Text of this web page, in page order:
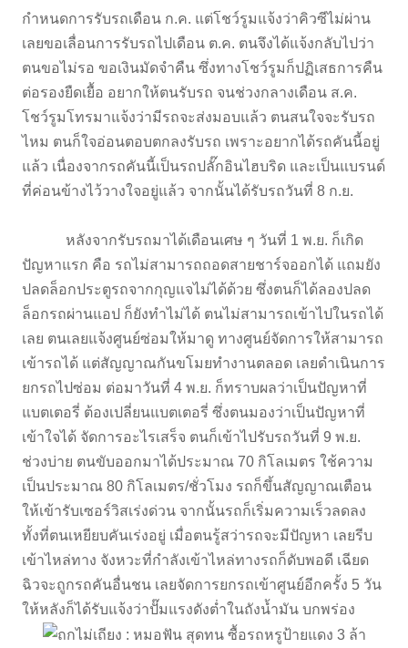
กำหนดการรับรถเดือน ก.ค. แต่โชว์รูมแจ้งว่าคิวซีไม่ผ่าน
เลยขอเลื่อนการรับรถไปเดือน ต.ค. ตนจึงได้แจ้งกลับไปว่า
ตนขอไม่รอ ขอเงินมัดจำคืน ซึ่งทางโชว์รูมก็ปฏิเสธการคืน
ต่อรองยืดเยื้อ อยากให้ตนรับรถ จนช่วงกลางเดือน ส.ค.
โชว์รูมโทรมาแจ้งว่ามีรถจะส่งมอบแล้ว ตนสนใจจะรับรถ
ไหม ตนก็ใจอ่อนตอบตกลงรับรถ เพราะอยากได้รถคันนี้อยู่
แล้ว เนื่องจากรถคันนี้เป็นรถปลั๊กอินไฮบริด และเป็นแบรนด์
ที่ค่อนข้างไว้วางใจอยู่แล้ว จากนั้นได้รับรถวันที่ 8 ก.ย.
หลังจากรับรถมาได้เดือนเศษ ๆ วันที่ 1 พ.ย. ก็เกิด
ปัญหาแรก คือ รถไม่สามารถถอดสายชาร์จออกได้ แถมยัง
ปลดล็อกประตูรถจากกุญแจไม่ได้ด้วย ซึ่งตนก็ได้ลองปลด
ล็อกรถผ่านแอป ก็ยังทำไม่ได้ ตนไม่สามารถเข้าไปในรถได้
เลย ตนเลยแจ้งศูนย์ซ่อมให้มาดู ทางศูนย์จัดการให้สามารถ
เข้ารถได้ แต่สัญญาณกันขโมยทำงานตลอด เลยดำเนินการ
ยกรถไปซ่อม ต่อมาวันที่ 4 พ.ย. ก็ทราบผลว่าเป็นปัญหาที่
แบตเตอรี่ ต้องเปลี่ยนแบตเตอรี่ ซึ่งตนมองว่าเป็นปัญหาที่
เข้าใจได้ จัดการอะไรเสร็จ ตนก็เข้าไปรับรถวันที่ 9 พ.ย.
ช่วงบ่าย ตนขับออกมาได้ประมาณ 70 กิโลเมตร ใช้ความ
เป็นประมาณ 80 กิโลเมตร/ชั่วโมง รถก็ขึ้นสัญญาณเตือน
ให้เข้ารับเซอร์วิสเร่งด่วน จากนั้นรถก็เริ่มความเร็วลดลง
ทั้งที่ตนเหยียบคันเร่งอยู่ เมื่อตนรู้สว่ารถจะมีปัญหา เลยรีบ
เข้าไหล่ทาง จังหวะที่กำลังเข้าไหล่ทางรถก็ดับพอดี เฉียด
ฉิวจะถูกรถคันอื่นชน เลยจัดการยกรถเข้าศูนย์อีกครั้ง 5 วัน
ให้หลังก็ได้รับแจ้งว่าปั๊มแรงดังต่ำในถังน้ำมัน บกพร่อง